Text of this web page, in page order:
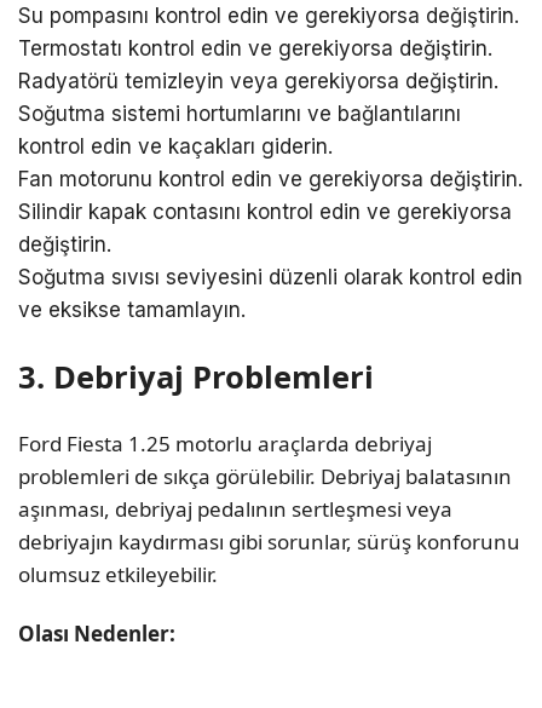
Su pompasını kontrol edin ve gerekiyorsa değiştirin.
Termostatı kontrol edin ve gerekiyorsa değiştirin.
Radyatörü temizleyin veya gerekiyorsa değiştirin.
Soğutma sistemi hortumlarını ve bağlantılarını
kontrol edin ve kaçakları giderin.
Fan motorunu kontrol edin ve gerekiyorsa değiştirin.
Silindir kapak contasını kontrol edin ve gerekiyorsa
değiştirin.
Soğutma sıvısı seviyesini düzenli olarak kontrol edin
ve eksikse tamamlayın.
3. Debriyaj Problemleri
Ford Fiesta 1.25 motorlu araçlarda debriyaj
problemleri de sıkça görülebilir. Debriyaj balatasının
aşınması, debriyaj pedalının sertleşmesi veya
debriyajın kaydırması gibi sorunlar, sürüş konforunu
olumsuz etkileyebilir.
Olası Nedenler: